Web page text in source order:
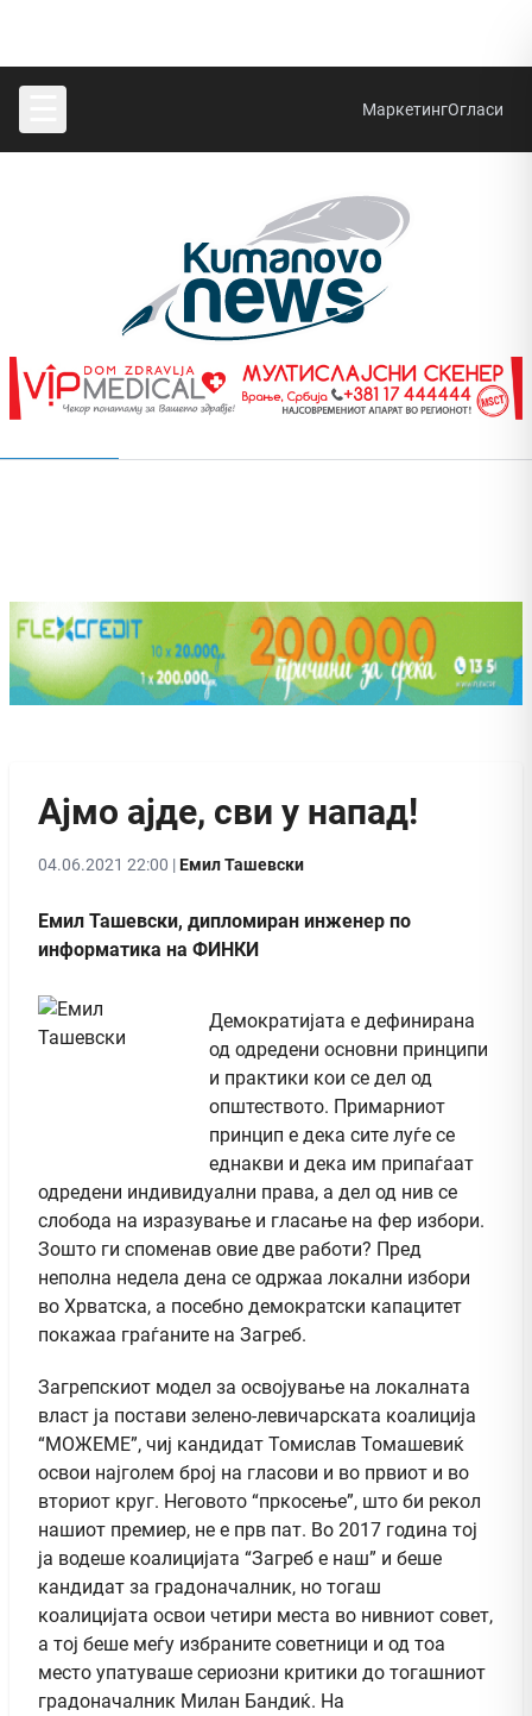
МаркетингОгласи
Ајмо ајде, сви у напад!
04.06.2021 22:00 |Емил Ташевски
Емил Ташевски, дипломиран инженер по
информатика на ФИНКИ
Демократијата е дефинирана
од одредени основни принципи
и практики кои се дел од
општеството. Примарниот
принцип е дека сите луѓе се
еднакви и дека им припаѓаат
одредени индивидуални права, а дел од нив се
слобода на изразување и гласање на фер избори.
Зошто ги споменав овие две работи? Пред
неполна недела дена се одржаа локални избори
во Хрватска, а посебно демократски капацитет
покажаа граѓаните на Загреб.
Загрепскиот модел за освојување на локалната
власт ја постави зелено-левичарската коалиција
“МОЖЕМЕ”, чиј кандидат Томислав Томашевиќ
освои најголем број на гласови и во првиот и во
вториот круг. Неговото “пркосење”, што би рекол
нашиот премиер, не е прв пат. Во 2017 година тој
ја водеше коалицијата “Загреб е наш” и беше
кандидат за градоначалник, но тогаш
коалицијата освои четири места во нивниот совет,
а тој беше меѓу избраните советници и од тоа
место упатуваше сериозни критики до тогашниот
градоначалник Милан Бандиќ. На